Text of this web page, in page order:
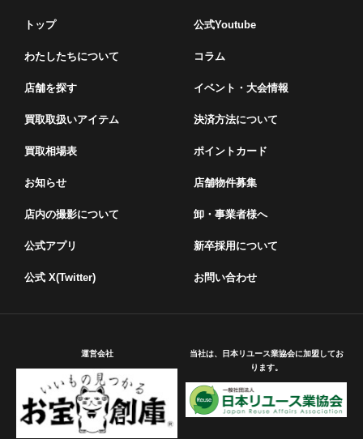
トップ
わたしたちについて
店舗を探す
買取取扱いアイテム
買取相場表
お知らせ
店内の撮影について
公式アプリ
公式 X(Twitter)
公式Youtube
コラム
イベント・⼤会情報
決済方法について
ポイントカード
店舗物件募集
卸・事業者様へ
新卒採用について
お問い合わせ
運営会社
当社は、日本リユース業協会に加盟してお
ります。